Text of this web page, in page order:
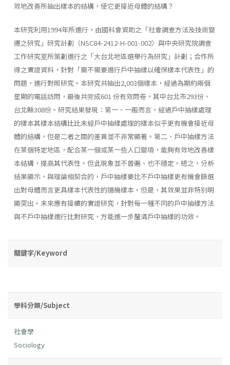
效地改善所抽出樣本的結構，使它更接近母體的結構？
本研究利用1994年所進行，由國科會資助之「社會調查方法及技術變
遷之研究」研究計劃（NSC84-2412-H-001-002）與中央研究院調查
工作研究室所策劃進行之「大台北地區選舉行為研究」計劃；合作所
得之實證資料，針對「需不需要進行戶中抽樣以確保樣本代表性」的
問題，進行對照研究。本研究共抽出2,003個樣本，經過為期約兩個
星期的電話訪問，最後共完成601 份有效問卷，其中台北市293份、
台北縣308份。研究結果發現：第一、一般而言，經過戶中抽樣處理
的樣本其樣本結構比比未經戶中抽樣處理的樣本似乎更有機會接近母
體的結構，但是二者之間的差異並不非常顯著。第二、戶中抽樣方法
在某個特定地區，配合某一個或某一些人口變項，能夠有效地改善樣
本結構，提高其代表性。但此現象並不普遍、也不穩定。總之，分析
結果顯示，與理論相契合的，戶中抽樣要比不戶中抽樣更有機會篩選
出對母體而言更具樣本代表性的隨機樣本。但是，其效果並非特別明
顯突出。未來應有接續的實證研究，針對每一種不同的戶中抽樣方法
與不戶中抽樣進行比對研究，方能進一步釐清戶中抽樣的功效。
關鍵字/Keyword
學科分類/Subject
社會學
Sociology